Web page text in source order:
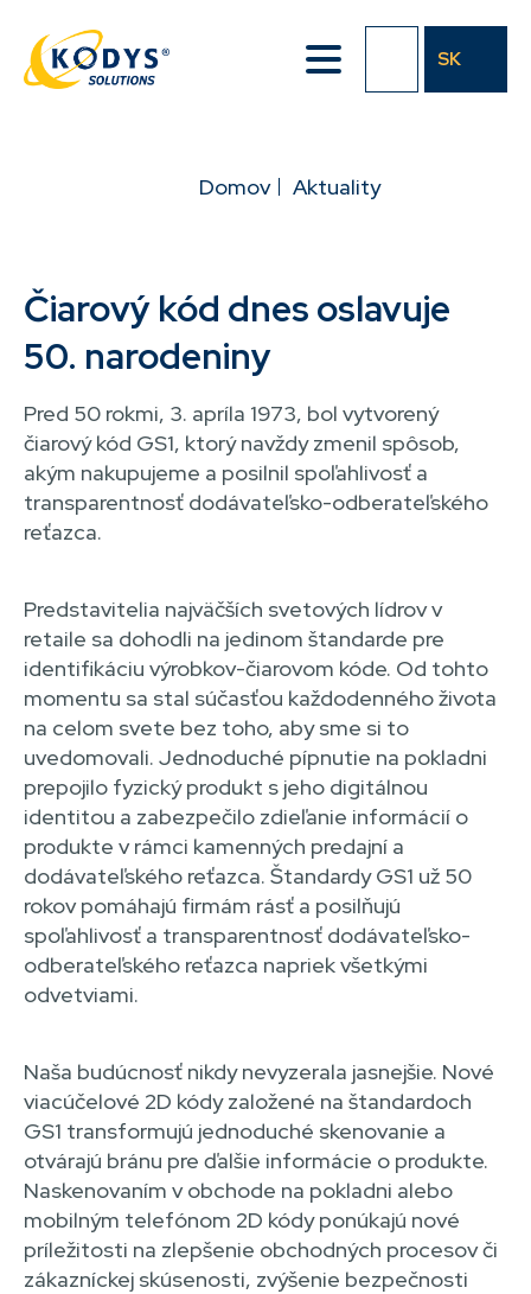
hlavnímu
obsahu
SK
DROBEČKOVÁDomov Aktuality
Čiarový kód dnes oslavuje
50. narodeniny
Pred 50 rokmi, 3. apríla 1973, bol vytvorený
čiarový kód GS1, ktorý navždy zmenil spôsob,
akým nakupujeme a posilnil spoľahlivosť a
transparentnosť dodávateľsko-odberateľského
reťazca.
Predstavitelia najväčších svetových lídrov v
retaile sa dohodli na jedinom štandarde pre
identifikáciu výrobkov-čiarovom kóde. Od tohto
momentu sa stal súčasťou každodenného života
na celom svete bez toho, aby sme si to
uvedomovali. Jednoduché pípnutie na pokladni
prepojilo fyzický produkt s jeho digitálnou
identitou a zabezpečilo zdieľanie informácií o
produkte v rámci kamenných predajní a
dodávateľského reťazca. Štandardy GS1 už 50
rokov pomáhajú firmám rásť a posilňujú
spoľahlivosť a transparentnosť dodávateľsko-
odberateľského reťazca napriek všetkými
odvetviami.
Naša budúcnosť nikdy nevyzerala jasnejšie. Nové
viacúčelové 2D kódy založené na štandardoch
GS1 transformujú jednoduché skenovanie a
otvárajú bránu pre ďalšie informácie o produkte.
Naskenovaním v obchode na pokladni alebo
mobilným telefónom 2D kódy ponúkajú nové
príležitosti na zlepšenie obchodných procesov či
zákazníckej skúsenosti, zvýšenie bezpečnosti